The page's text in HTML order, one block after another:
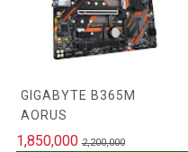
GIGABYTE B365M
AORUS
1,850,000 2,200,000